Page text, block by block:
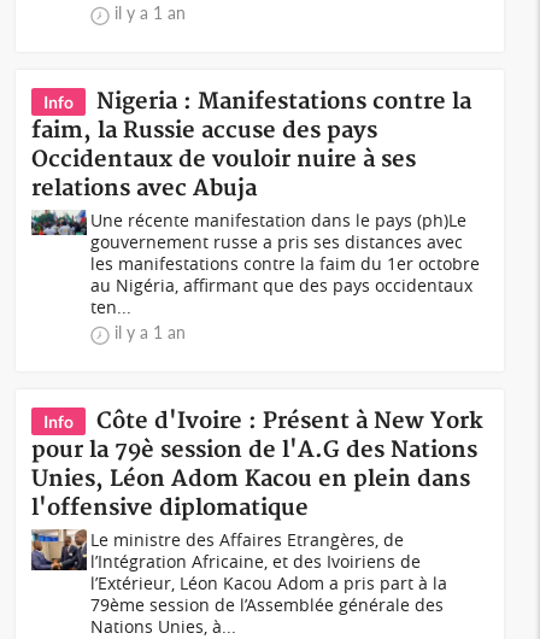
il y a 1 an
Info
Nigeria : Manifestations contre la
faim, la Russie accuse des pays
Occidentaux de vouloir nuire à ses
relations avec Abuja
Une récente manifestation dans le pays (ph)Le
gouvernement russe a pris ses distances avec
les manifestations contre la faim du 1er octobre
au Nigéria, affirmant que des pays occidentaux
ten...
il y a 1 an
Info
Côte d'Ivoire : Présent à New York
pour la 79è session de l'A.G des Nations
Unies, Léon Adom Kacou en plein dans
l'offensive diplomatique
Le ministre des Affaires Etrangères, de
l’Intégration Africaine, et des Ivoiriens de
l’Extérieur, Léon Kacou Adom a pris part à la
79ème session de l’Assemblée générale des
Nations Unies, à...